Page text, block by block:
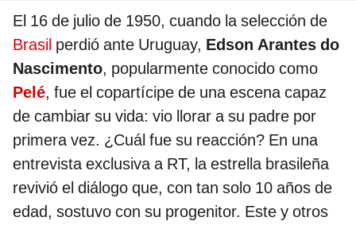
El 16 de julio de 1950, cuando la selección de
Brasil perdió ante Uruguay, Edson Arantes do
Nascimento, popularmente conocido como
Pelé, fue el copartícipe de una escena capaz
de cambiar su vida: vio llorar a su padre por
primera vez. ¿Cuál fue su reacción? En una
entrevista exclusiva a RT, la estrella brasileña
revivió el diálogo que, con tan solo 10 años de
edad, sostuvo con su progenitor. Este y otros